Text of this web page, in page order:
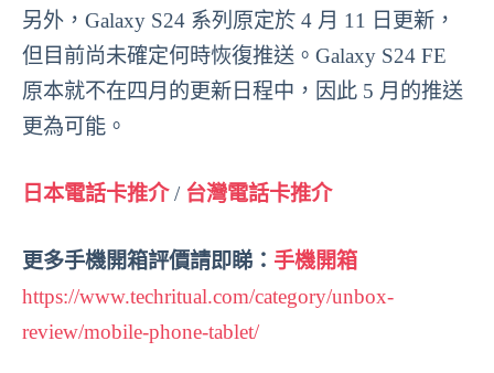
另外，Galaxy S24 系列原定於 4 月 11 日更新，
但目前尚未確定何時恢復推送。Galaxy S24 FE
原本就不在四月的更新日程中，因此 5 月的推送
更為可能。
日本電話卡推介/ 台灣電話卡推介
更多手機開箱評價請即睇： 手機開箱
https://www.techritual.com/category/unbox-
review/mobile-phone-tablet/